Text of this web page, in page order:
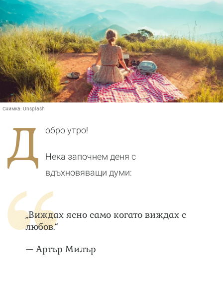
Снимка: Unsplash
Д обро утро!
Нека започнем деня с
вдъхновяващи думи:
„Виждах ясно само когато виждах с
любов.“
— Артър Милър